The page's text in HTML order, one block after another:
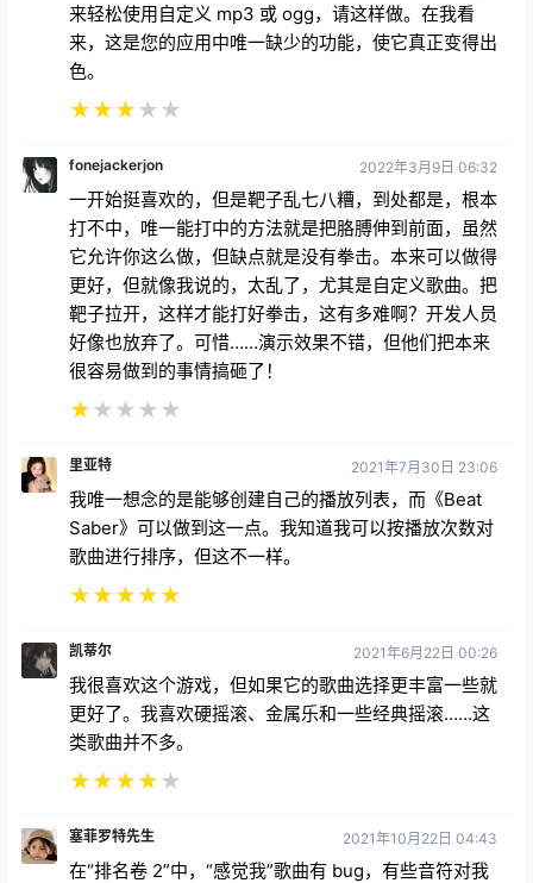
来轻松使用自定义 mp3 或 ogg，请这样做。在我看
来，这是您的应用中唯一缺少的功能，使它真正变得出
色。
★★★★ ★
fonejackerjon 2022年3月9日 06:32
一开始挺喜欢的，但是靶子乱七八糟，到处都是，根本
打不中，唯一能打中的方法就是把胳膊伸到前面，虽然
它允许你这么做，但缺点就是没有拳击。本来可以做得
更好，但就像我说的，太乱了，尤其是自定义歌曲。把
靶子拉开，这样才能打好拳击，这有多难啊？开发人员
好像也放弃了。可惜……演示效果不错，但他们把本来
很容易做到的事情搞砸了！
★★ ★ ★ ★
里亚特 2021年7月30日 23:06
我唯一想念的是能够创建自己的播放列表，而《Beat
Saber》可以做到这一点。我知道我可以按播放次数对
歌曲进行排序，但这不一样。
★★★★★
凯蒂尔 2021年6月22日 00:26
我很喜欢这个游戏，但如果它的歌曲选择更丰富一些就
更好了。我喜欢硬摇滚、金属乐和一些经典摇滚……这
类歌曲并不多。
★★★★★
塞菲罗特先生 2021年10月22日 04:43
在“排名卷 2”中，“感觉我”歌曲有 bug，有些音符对我